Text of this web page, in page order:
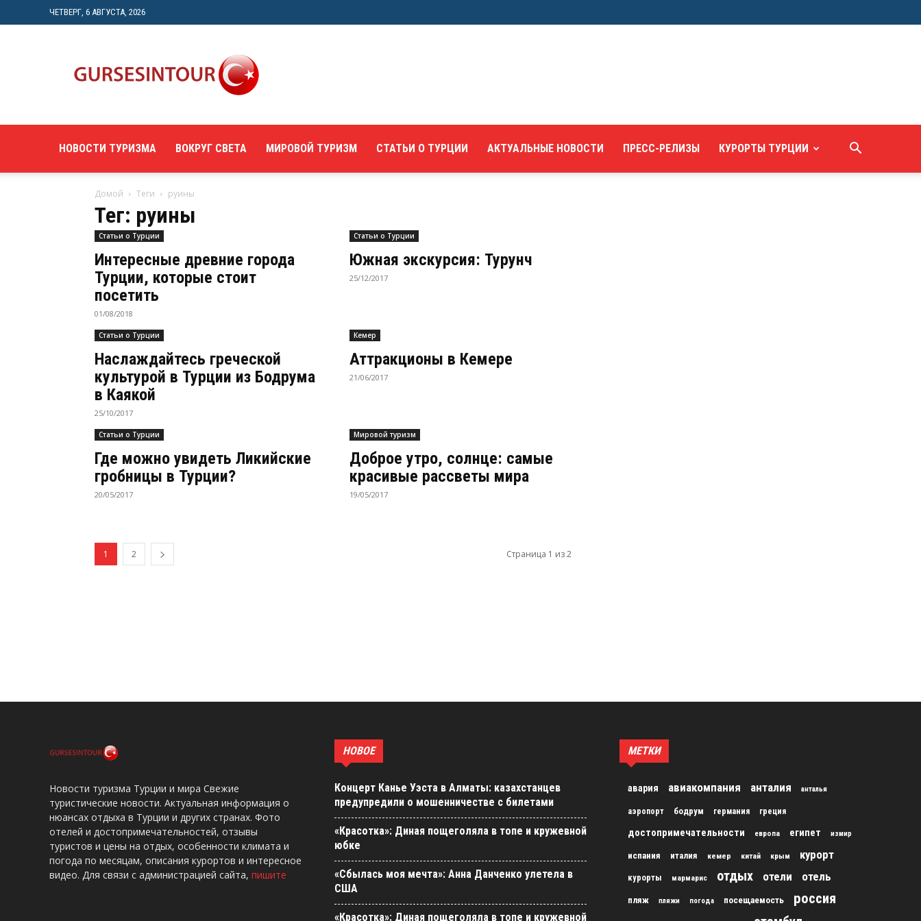
ЧЕТВЕРГ, 6 АВГУСТА, 2026
—
познавательный
туристический
НОВОСТИ ТУРИЗМА ВОКРУГ СВЕТА МИРОВОЙ ТУРИЗМ СТАТЬИ О ТУРЦИИ АКТУАЛЬНЫЕ НОВОСТИ ПРЕСС-РЕЛИЗЫ КУРОРТЫ ТУРЦИИ
Домой Теги руины
Тег: руины
Статьи о Турции
Интересные древние города
Турции, которые стоит
посетить
01/08/2018
Статьи о Турции
Южная экскурсия: Турунч
25/12/2017
Статьи о Турции
Наслаждайтесь греческой
культурой в Турции из Бодрума
в Каякой
25/10/2017
Кемер
Аттракционы в Кемере
21/06/2017
Статьи о Турции
Где можно увидеть Ликийские
гробницы в Турции?
20/05/2017
Мировой туризм
Доброе утро, солнце: самые
красивые рассветы мира
19/05/2017
1 2 Страница 1 из 2
Новости туризма Турции и мира Свежие
туристические новости. Актуальная информация о
нюансах отдыха в Турции и других странах. Фото
отелей и достопримечательностей, отзывы
туристов и цены на отдых, особенности климата и
погода по месяцам, описания курортов и интересное
видео. Для связи с администрацией сайта, пишите
НОВОЕ
Концерт Канье Уэста в Алматы: казахстанцев
предупредили о мошенничестве с билетами
«Красотка»: Диная пощеголяла в топе и кружевной
юбке
«Сбылась моя мечта»: Анна Данченко улетела в
США
«Красотка»: Диная пощеголяла в топе и кружевной
МЕТКИ
авария авиакомпания анталия анталья
аэропорт бодрум германия греция
достопримечательности европа египет измир
испания италия кемер китай крым курорт
курорты мармарис отдых отели отель
пляж пляжи погода посещаемость россия